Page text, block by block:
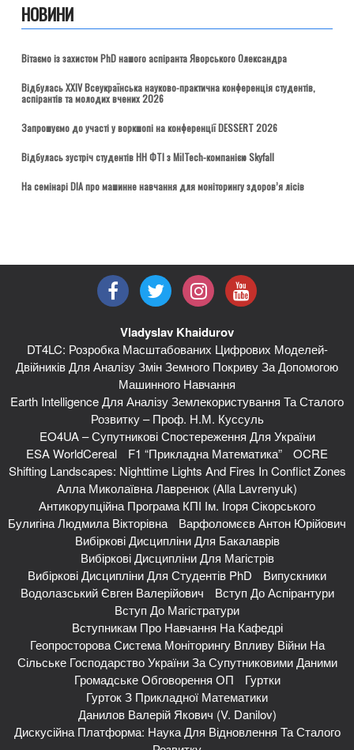
НОВИНИ
Вітаємо із захистом PhD нашого аспіранта Яворського Олександра
Відбулась ХХІV Всеукраїнська науково-практична конференція студентів,
аспірантів та молодих вчених 2026
Запрошуємо до участі у воркшопі на конференції DESSERT 2026
Відбулась зустріч студентів НН ФТІ з MilTech-компанією Skyfall
На семінарі DIA про машинне навчання для моніторингу здоров’я лісів
Vladyslav Khaidurov
DT4LC: Розробка Масштабованих Цифрових Моделей-
Двійників Для Аналізу Змін Земного Покриву За Допомогою
Машинного Навчання
Earth Intelligence Для Аналізу Землекористування Та Сталого
Розвитку – Проф. Н.М. Куссуль
EO4UA – Супутникові Спостереження Для України
ESA WorldCereal
F1 “Прикладна Математика”
OCRE
Shifting Landscapes: Nighttime Lights And Fires In Conflict Zones
Алла Миколаївна Лавренюк (Alla Lavrenyuk)
Антикорупційна Програма КПІ Ім. Ігоря Сікорського
Булигіна Людмила Вікторівна
Варфоломєєв Антон Юрійович
Вибіркові Дисципліни Для Бакалаврів
Вибіркові Дисципліни Для Магістрів
Вибіркові Дисципліни Для Студентів PhD
Випускники
Водолазський Євген Валерійович
Вступ До Аспірантури
Вступ До Магістратури
Вступникам Про Навчання На Кафедрі
Геопросторова Система Моніторингу Впливу Війни На
Сільське Господарство України За Супутниковими Даними
Громадське Обговорення ОП
Гуртки
Гурток З Прикладної Математики
Данилов Валерій Якович (V. Danilov)
Дискусійна Платформа: Наука Для Відновлення Та Сталого